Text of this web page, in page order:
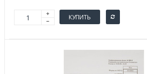
КУПИТЬ